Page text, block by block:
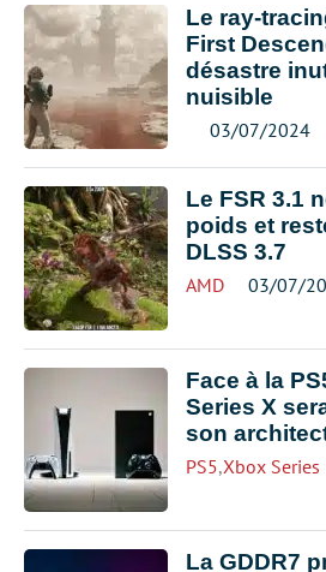
Le ray-
First
désastre
nuisible
03/07/2024
Le FSR 3.1
poids et
DLSS 3.7
AMD 03/07/
Face à la
Series X
son
PS5,Xbox Series
La GDDR7